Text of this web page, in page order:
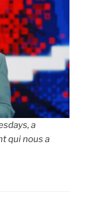
a
qui nous a